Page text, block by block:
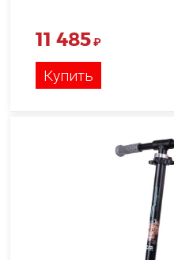
11 485₽
Купить